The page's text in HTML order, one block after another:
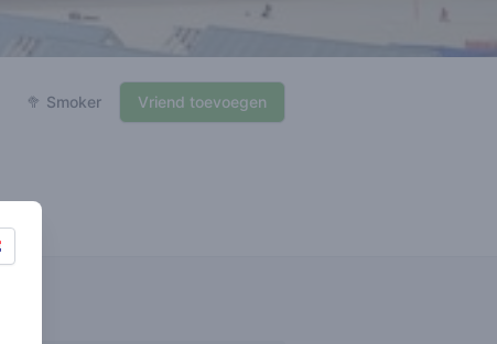
🥦 Smoker Vriend toevoegen